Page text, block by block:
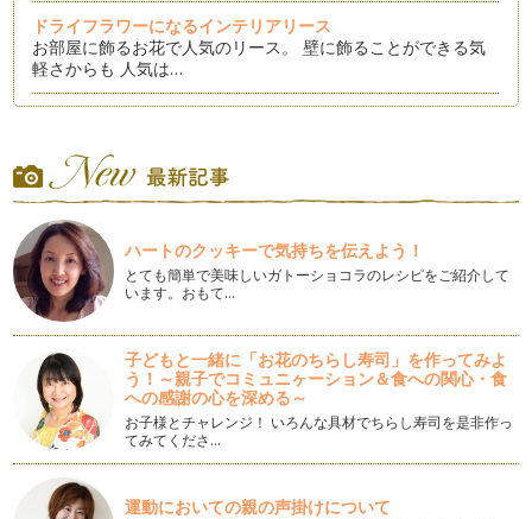
ドライフラワーになるインテリアリース
お部屋に飾るお花で人気のリース。 壁に飾ることができる気
軽さからも 人気は…
ーケ。 今回はセン…
ヒマワリの花冠の作り方
夏のお花といえば「ヒマワリ」今回はヒマワリのフレッシュフ
ラワー（生花）を使用して夏らしい花…
梅雨の時期のプリザーブドフラワーのお手入れ方法
最近は花屋さんなどで見かけることが多くなったプリザーブド
フラワー。ご存知の方もいらっしゃる…
花言葉と一緒に贈るお祝いのお花
ご出産お祝い ご結婚お祝い 新築お祝い など…
あじさいの子ども用ブーケの作り方
ジューンブライドの花嫁さまにも人気のお花、あじさい。 今
回はアーティフィシャルフラ…
ハートのクッキーで気持ちを伝えよう！
とても簡単で美味しいガトーショコラのレシピをご紹介して
います。おもて…
子どもと一緒に「お花のちらし寿司」を作ってみよ
う！～親子でコミュニヶーション＆食への関心・食
への感謝の心を深める～
お子様とチャレンジ！ いろんな具材でちらし寿司を是非作っ
てみてくださ…
運動においての親の声掛けについて